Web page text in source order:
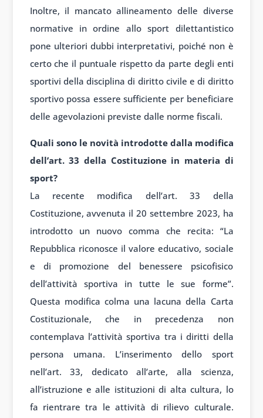
Inoltre, il mancato allineamento delle diverse
normative in ordine allo sport dilettantistico
pone ulteriori dubbi interpretativi, poiché non è
certo che il puntuale rispetto da parte degli enti
sportivi della disciplina di diritto civile e di diritto
sportivo possa essere sufficiente per beneficiare
delle agevolazioni previste dalle norme fiscali.
Quali sono le novità introdotte dalla modifica
dell’art. 33 della Costituzione in materia di
sport?
La recente modifica dell’art. 33 della
Costituzione, avvenuta il 20 settembre 2023, ha
introdotto un nuovo comma che recita: “La
Repubblica riconosce il valore educativo, sociale
e di promozione del benessere psicofisico
dell’attività sportiva in tutte le sue forme”.
Questa modifica colma una lacuna della Carta
Costituzionale, che in precedenza non
contemplava l’attività sportiva tra i diritti della
persona umana. L’inserimento dello sport
nell’art. 33, dedicato all’arte, alla scienza,
all’istruzione e alle istituzioni di alta cultura, lo
fa rientrare tra le attività di rilievo culturale.